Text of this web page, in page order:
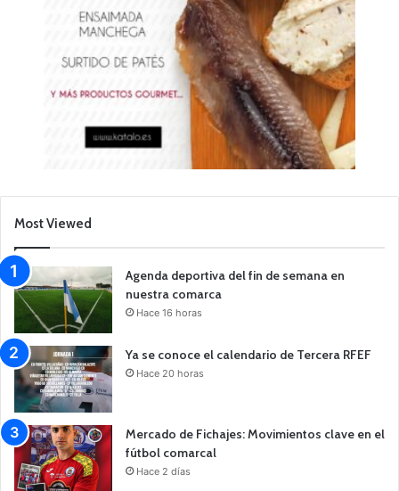
Most Viewed
Agenda deportiva del fin de semana en
nuestra comarca
Hace 16 horas
Ya se conoce el calendario de Tercera RFEF
Hace 20 horas
Mercado de Fichajes: Movimientos clave en el
fútbol comarcal
Hace 2 días